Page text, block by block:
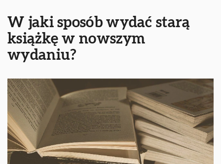
W jaki sposób wydać starą
książkę w nowszym
wydaniu?